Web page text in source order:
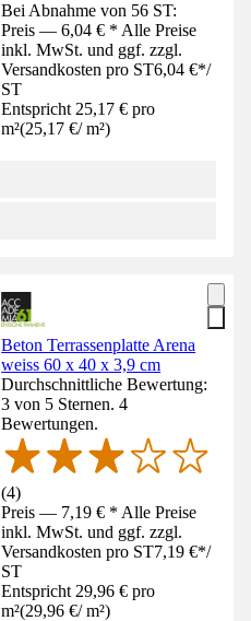
Bei Abnahme von 56 ST:
Preis — 6,04 € * Alle Preise
inkl. MwSt. und ggf. zzgl.
Versandkosten pro ST6,04 €*/
ST
Entspricht 25,17 € pro
m²(25,17 €/ m²)
Beton Terrassenplatte Arena
weiss 60 x 40 x 3,9 cm
Durchschnittliche Bewertung:
3 von 5 Sternen. 4
Bewertungen.
(4)
Preis — 7,19 € * Alle Preise
inkl. MwSt. und ggf. zzgl.
Versandkosten pro ST7,19 €*/
ST
Entspricht 29,96 € pro
m²(29,96 €/ m²)